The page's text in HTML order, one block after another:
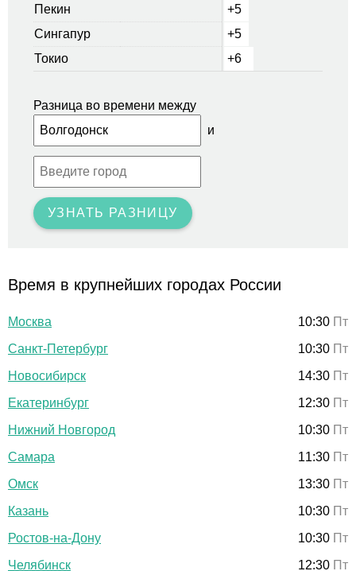
Пекин
+5
Сингапур
+5
Токио
+6
Разница во времени между
и
УЗНАТЬ РАЗНИЦУ
Время в крупнейших городах России
Москва 10:30 Пт
Санкт-Петербург
10:30 Пт
Новосибирск
14:30 Пт
Екатеринбург
12:30 Пт
Нижний Новгород
10:30 Пт
Самара
11:30 Пт
Омск
13:30 Пт
Казань
10:30 Пт
Ростов-на-Дону
10:30 Пт
Челябинск
12:30 Пт